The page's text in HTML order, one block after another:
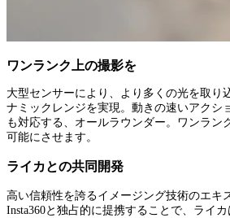
ワンランク上の撮影を
大型センサーにより、より多くの光を取り
ナミックレンジを実現。動きの速いアクシ
も対応する、オールラウンダー。ワンラン
可能にさせます。
ライカとの共同開発
高い信頼性を誇るイメージング技術のエキ
Insta360と独占的に提携することで、ライ